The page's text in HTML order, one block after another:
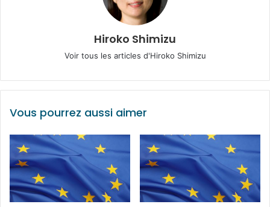
Hiroko Shimizu
Voir tous les articles d'Hiroko Shimizu
Vous pourrez aussi aimer